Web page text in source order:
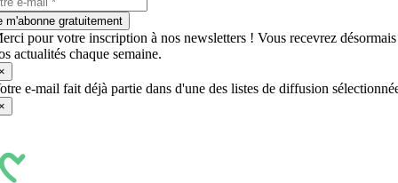
m'abonne gratuitement
pour votre inscription à nos newsletters ! Vous recevrez désormais
actualités chaque semaine.
e-mail fait déjà partie dans d'une des listes de diffusion